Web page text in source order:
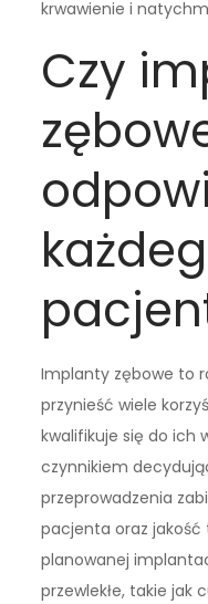
krwawienie i
Czy
Implanty zębowe to
przynieść wiele
kwalifikuje się do ich
czynnikiem
przeprowadzenia
pacjenta oraz jakość
planowanej
przewlekłe, takie jak